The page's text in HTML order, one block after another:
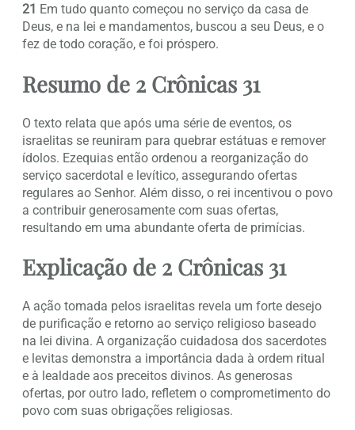
21 Em tudo quanto começou no serviço da casa de
Deus, e na lei e mandamentos, buscou a seu Deus, e o
fez de todo coração, e foi próspero.
Resumo de 2 Crônicas 31
O texto relata que após uma série de eventos, os
israelitas se reuniram para quebrar estátuas e remover
ídolos. Ezequias então ordenou a reorganização do
serviço sacerdotal e levítico, assegurando ofertas
regulares ao Senhor. Além disso, o rei incentivou o povo
a contribuir generosamente com suas ofertas,
resultando em uma abundante oferta de primícias.
Explicação de 2 Crônicas 31
A ação tomada pelos israelitas revela um forte desejo
de purificação e retorno ao serviço religioso baseado
na lei divina. A organização cuidadosa dos sacerdotes
e levitas demonstra a importância dada à ordem ritual
e à lealdade aos preceitos divinos. As generosas
ofertas, por outro lado, refletem o comprometimento do
povo com suas obrigações religiosas.